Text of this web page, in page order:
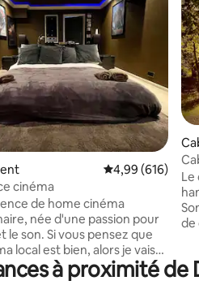
la base de 102 commentaires : 5
Évaluation
4,99 (616)
cinéma
de home cinéma
née d'une passion pour
le son. Si vous pensez que
local est bien, alors je vais
vraie surprise ! Vous
système audio surround
Le
de
à proximité de